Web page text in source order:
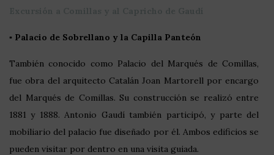
▪️ Palacio de Sobrellano y la Capilla Panteón
También conocido como Palacio del Marqués de Comillas,
fue obra del arquitecto Catalán Joan Martorell por encargo
del Marqués de Comillas. Su construcción se realizó entre
1881 y 1888. Antonio Gaudí también participó, y parte del
mobiliario del palacio fue diseñado por él. Ambos edificios se
pueden visitar por dentro en una visita guiada.